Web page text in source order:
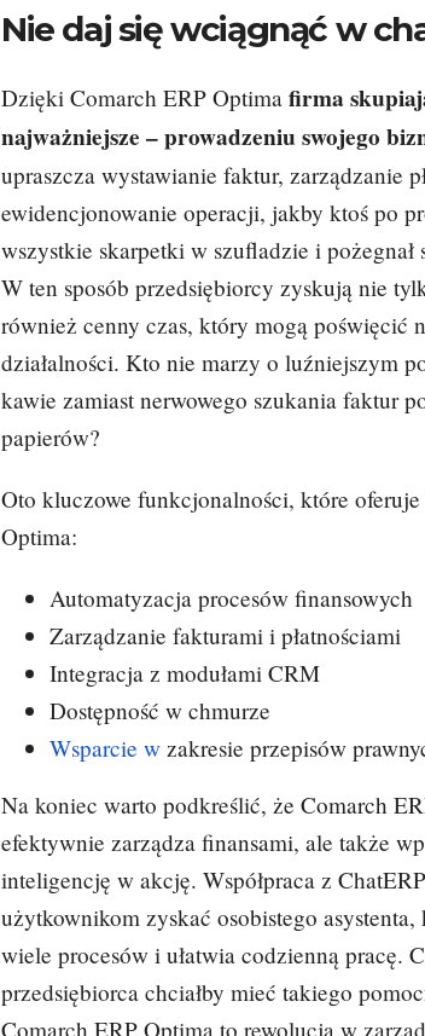
Nie daj się wciągnąć w
Dzięki Comarch ERP Optima firma
najważniejsze – prowadzeniu swojego
upraszcza wystawianie faktur, zarządzanie
ewidencjonowanie operacji, jakby ktoś po
wszystkie skarpetki w szufladzie i pożegnał
W ten sposób przedsiębiorcy zyskują nie
również cenny czas, który mogą poświęcić
działalności. Kto nie marzy o luźniejszym
kawie zamiast nerwowego szukania faktur
papierów?
Oto kluczowe funkcjonalności, które
Optima:
Automatyzacja procesów finansowych
Zarządzanie fakturami i płatnościami
Integracja z modułami CRM
Dostępność w chmurze
Wsparcie w zakresie przepisów
Na koniec warto podkreślić, że Comarch
efektywnie zarządza finansami, ale także
inteligencję w akcję. Współpraca z
użytkownikom zyskać osobistego
wiele procesów i ułatwia codzienną pracę.
przedsiębiorca chciałby mieć takiego
Comarch ERP Optima to rewolucja w